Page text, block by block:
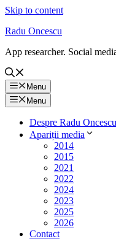
Skip to content
Radu Oncescu
App researcher. Social
Menu
Menu
Despre Radu Oncescu
Apariții media
2014
2015
2021
2022
2024
2023
2025
2026
Contact